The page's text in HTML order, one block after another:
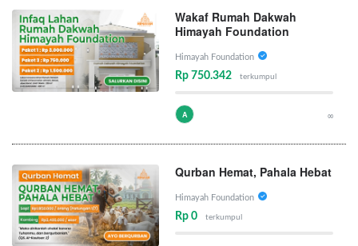
Wakaf Rumah Dakwah
Himayah Foundation
Himayah Foundation
Rp 750.342 terkumpul
A ∞
Qurban Hemat, Pahala Hebat
Himayah Foundation
Rp 0 terkumpul